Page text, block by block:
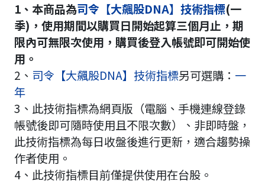
1、本商品為司令【大飆股DNA】技術指標(一
季)，使用期間以購買日開始起算三個月止，期
限內可無限次使用，購買後登入帳號即可開始使
用。
2、 司令【大飆股DNA】技術指標另可選購： 一
年
3、此技術指標為網頁版（電腦、手機連線登錄
帳號後即可隨時使用且不限次數）、非即時盤，
此技術指標為每日收盤後進行更新，適合趨勢操
作者使用。
4、此技術指標目前僅提供使用在台股。